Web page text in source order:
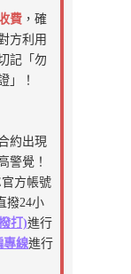
費 ，確
方利用
記「勿
」！
約出現
警覺！
方帳號
撥24小
打)進行
專線進行